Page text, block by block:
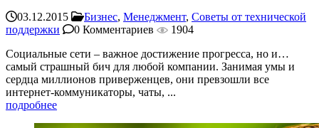
03.12.2015 Бизнес, Менеджмент, Советы от технической
поддержки
0 Комментариев
1904
Социальные сети – важное достижение прогресса, но и…
самый страшный бич для любой компании. Занимая умы и
сердца миллионов приверженцев, они превзошли все
интернет-коммуникаторы, чаты, ...
подробнее